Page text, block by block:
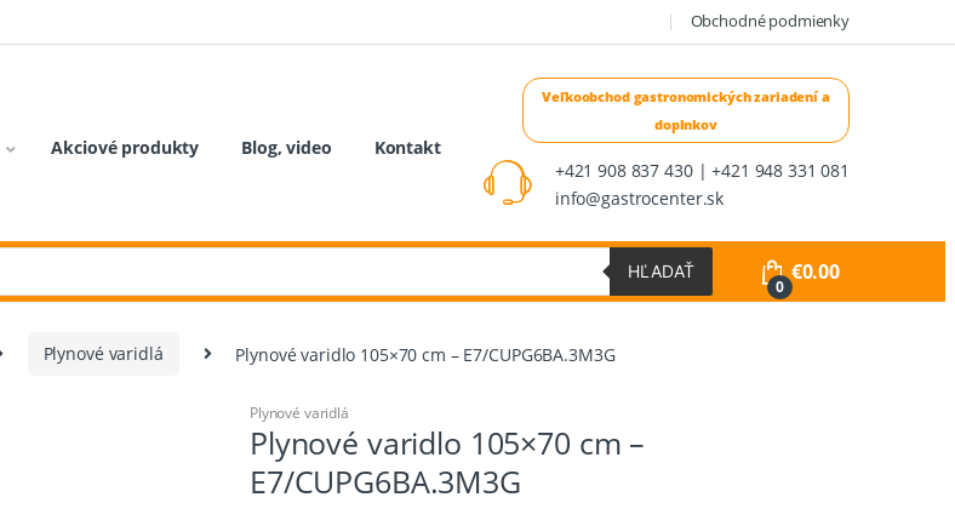
Obchodné podmienky
Akciové produkty Blog, video
Kontakt
+421 908 837 430 | +421 948 331 081
info@gastrocenter.sk
HĽADAŤ
0
€0.00
Plynové varidlá Plynové varidlo 105×70 cm – E7/CUPG6BA.3M3G
Plynové varidlá
Plynové varidlo 105×70 cm –
E7/CUPG6BA.3M3G